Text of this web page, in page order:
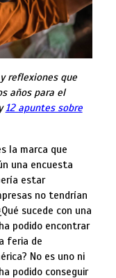
reflexiones que
años para el
12 apuntes sobre
la marca que
una encuesta
estar
no tendrían
sucede con una
podido encontrar
feria de
No es uno ni
podido conseguir